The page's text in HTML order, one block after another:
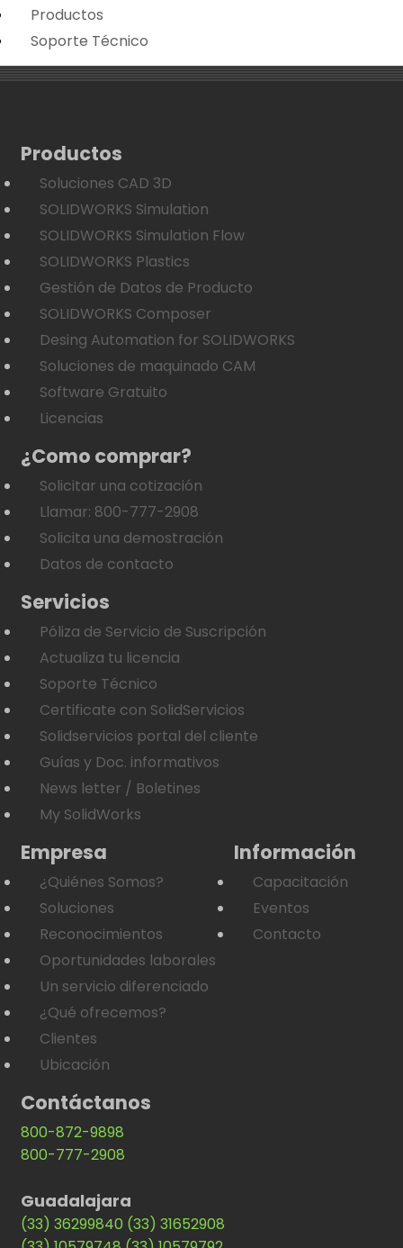
Productos
Soporte Técnico
Productos
Soluciones CAD 3D
SOLIDWORKS Simulation
SOLIDWORKS Simulation Flow
SOLIDWORKS Plastics
Gestión de Datos de Producto
SOLIDWORKS Composer
Desing Automation for SOLIDWORKS
Soluciones de maquinado CAM
Software Gratuito
Licencias
¿Como comprar?
Solicitar una cotización
Llamar: 800-777-2908
Solicita una demostración
Datos de contacto
Servicios
Póliza de Servicio de Suscripción
Actualiza tu licencia
Soporte Técnico
Certificate con SolidServicios
Solidservicios portal del cliente
Guías y Doc. informativos
News letter / Boletines
My SolidWorks
Empresa
¿Quiénes Somos?
Soluciones
Reconocimientos
Oportunidades laborales
Un servicio diferenciado
¿Qué ofrecemos?
Clientes
Ubicación
Información
Capacitación
Eventos
Contacto
Contáctanos
800-872-9898
800-777-2908
Guadalajara
(33) 36299840 (33) 31652908